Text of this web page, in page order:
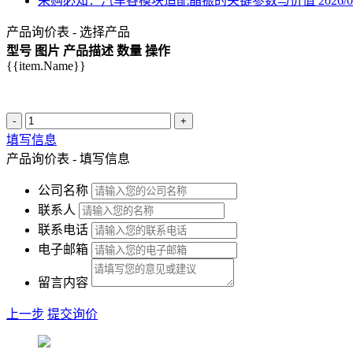
产品询价表 - 选择产品
型号 图片 产品描述 数量 操作
{{item.Name}}
- +
填写信息
产品询价表 - 填写信息
公司名称
联系人
联系电话
电子邮箱
留言内容
上一步 提交询价